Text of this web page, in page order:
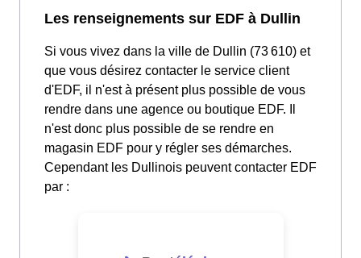
Les renseignements sur EDF à Dullin
Si vous vivez dans la ville de Dullin (73 610) et
que vous désirez contacter le service client
d'EDF, il n'est à présent plus possible de vous
rendre dans une agence ou boutique EDF. Il
n'est donc plus possible de se rendre en
magasin EDF pour y régler ses démarches.
Cependant les Dullinois peuvent contacter EDF
par :